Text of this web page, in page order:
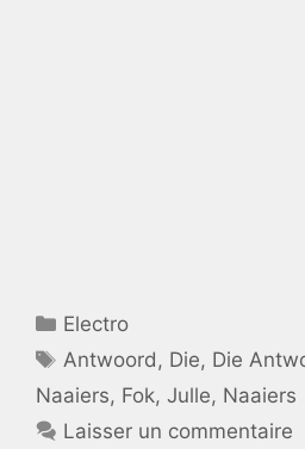
Catégories
Electro
Étiquettes
Antwoord, Die, Die
Naaiers, Fok, Julle, Naaiers
Laisser un commentaire